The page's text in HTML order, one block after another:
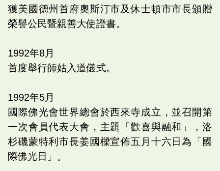
獲美國德州首府奧斯汀市及休士頓市市長頒贈
榮譽公民暨親善大使證書。
1992年8月
首度舉行師姑入道儀式。
1992年5月
國際佛光會世界總會於西來寺成立，並召開第
一次會員代表大會，主題「歡喜與融和」，洛
杉磯蒙特利市長姜國樑宣佈五月十六日為「國
際佛光日」。